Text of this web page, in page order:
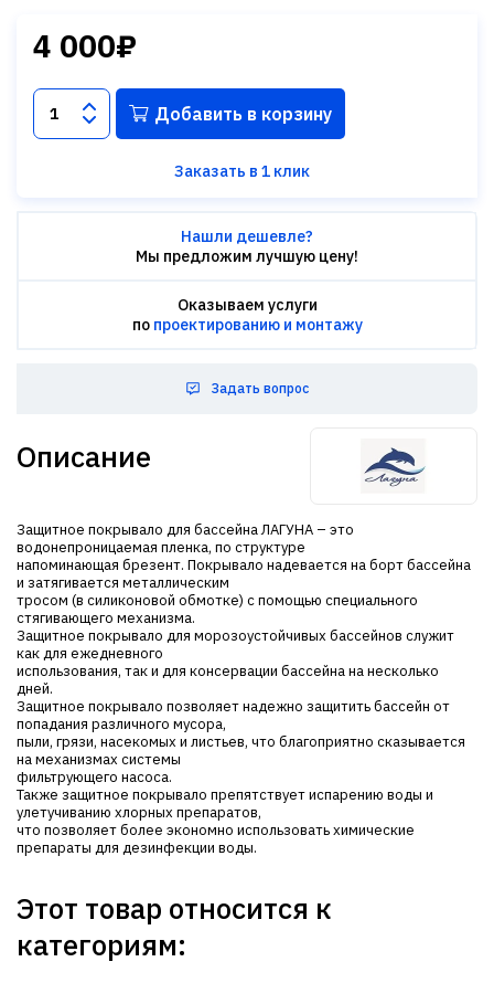
4 000₽
Добавить в корзину
Заказать в 1 клик
Нашли дешевле?
Мы предложим лучшую цену!
Оказываем услуги
по проектированию и монтажу
Задать вопрос
Описание
Защитное покрывало для бассейна ЛАГУНА – это
водонепроницаемая пленка, по структуре
напоминающая брезент. Покрывало надевается на борт бассейна
и затягивается металлическим
тросом (в силиконовой обмотке) с помощью специального
стягивающего механизма.
Защитное покрывало для морозоустойчивых бассейнов служит
как для ежедневного
использования, так и для консервации бассейна на несколько
дней.
Защитное покрывало позволяет надежно защитить бассейн от
попадания различного мусора,
пыли, грязи, насекомых и листьев, что благоприятно сказывается
на механизмах системы
фильтрующего насоса.
Также защитное покрывало препятствует испарению воды и
улетучиванию хлорных препаратов,
что позволяет более экономно использовать химические
препараты для дезинфекции воды.
Этот товар относится к
категориям: